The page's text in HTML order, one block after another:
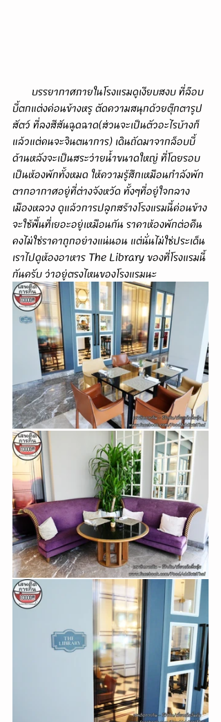
บี้ตกแต่งค่อนข้างหรู ตัดความสนุกด้วยตุ๊กตารูป
สัตว์ ที่ลงสีสันฉูดฉาด(ส่วนจะเป็นตัวอะไรบ้างก็
แล้วแต่คนจะจินตนาการ) เดินถัดมาจากล็อบบี้
ด้านหลังจะเป็นสระว่ายน้ำขนาดใหญ่ ที่โดยรอบ
เป็นห้องพักทั้งหมด ให้ความรู้สึกเหมือนกำลังพัก
ตากอากาศอยู่ที่ต่างจังหวัด ทั้งๆที่อยู่ใจกลาง
เมืองหลวง ดูแล้วการปลูกสร้างโรงแรมนี้ค่อนข้าง
จะใช้พื้นที่เยอะอยู่เหมือนกัน ราคาห้องพักต่อคืน
คงไม่ใช่ราคาถูกอย่างแน่นอน แต่นั่นไม่ใช่ประเด็น
เราไปดูห้องอาหาร The Library ของที่โรงแรมนี้
กันครับ ว่าอยู่ตรงไหนของโรงแรมนะ